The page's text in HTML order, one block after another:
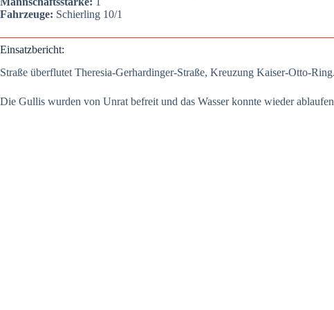
Fahr­zeu­ge: Schier­ling 10/1
Ein­satz­be­richt:
Stra­ße über­flu­tet The­re­sia-Ger­har­din­ger-Stra­ße, Kreu­zung Kai­ser-Otto-Ring.
Die Gul­lis wur­den von Unrat befreit und das Was­ser konn­te wie­der